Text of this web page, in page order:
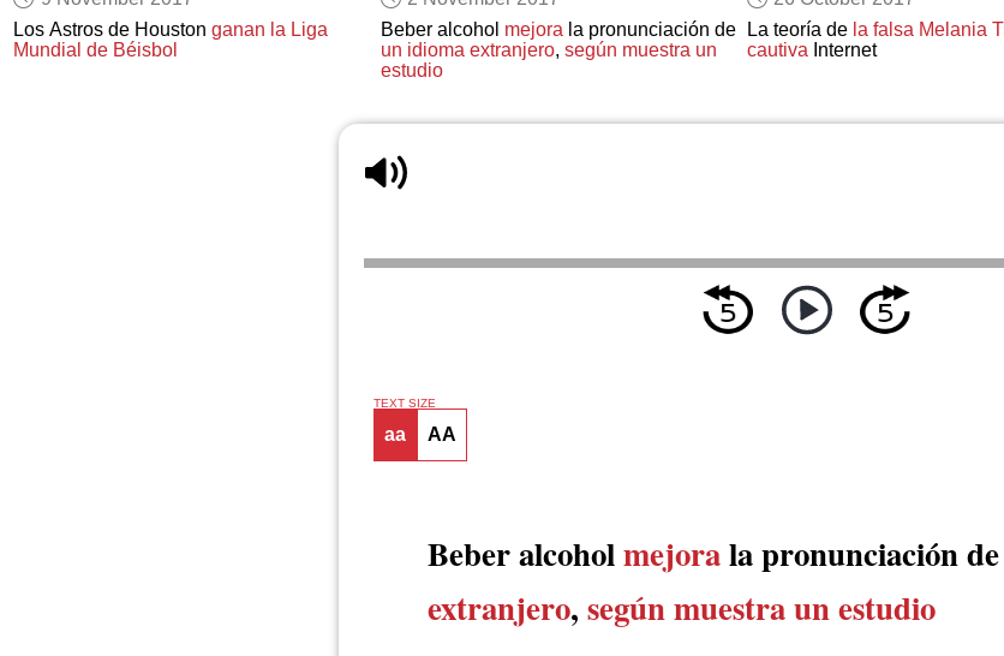
Los Astros de Houstonganan la Liga
Mundial de Béisbol
Beber alcohol mejorala pronunciación de
un idioma extranjero, según muestra un
estudio
La teoría de la falsa Melania
cautivaInternet
TEXT SIZE
aa AA
Beber alcoholmejorala pronunciación de
extranjero, según muestra un estudio